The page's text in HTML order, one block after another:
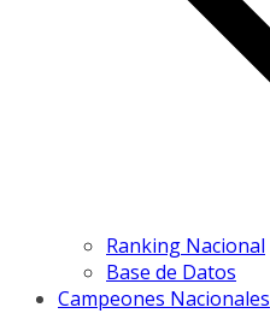
Ranking Nacional
Base de Datos
Campeones Nacionales